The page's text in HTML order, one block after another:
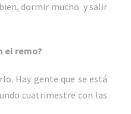
dormir mucho y salir
el remo?
Hay gente que se está
cuatrimestre con las